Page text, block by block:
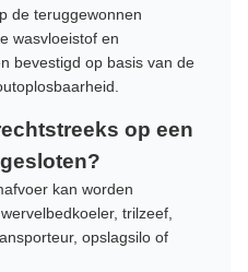
de teruggewonnen
wasvloeistof en
bevestigd op basis van de
op een
kan worden
trilzeef,
opslagsilo of